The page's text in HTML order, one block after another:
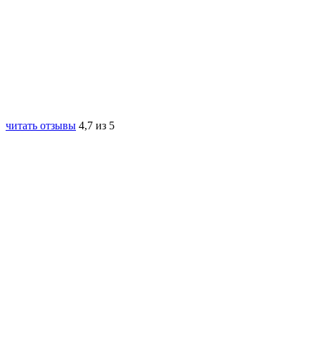
читать отзывы 4,7 из 5